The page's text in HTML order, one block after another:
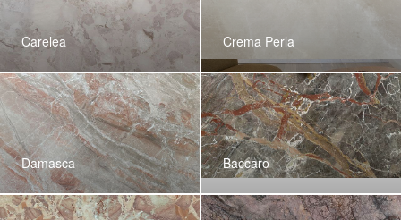
Carelea Crema Perla
Damasca Baccaro